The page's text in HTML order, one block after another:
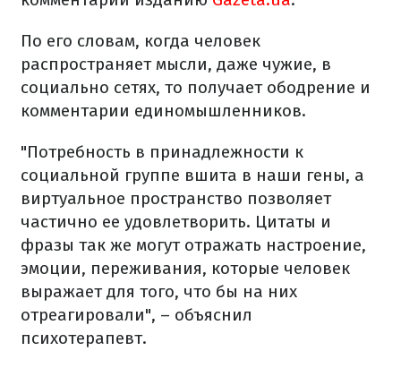
По его словам, когда человек
распространяет мысли, даже чужие, в
социально сетях, то получает ободрение и
комментарии единомышленников.
"Потребность в принадлежности к
социальной группе вшита в наши гены, а
виртуальное пространство позволяет
частично ее удовлетворить. Цитаты и
фразы так же могут отражать настроение,
эмоции, переживания, которые человек
выражает для того, что бы на них
отреагировали", – объяснил
психотерапевт.